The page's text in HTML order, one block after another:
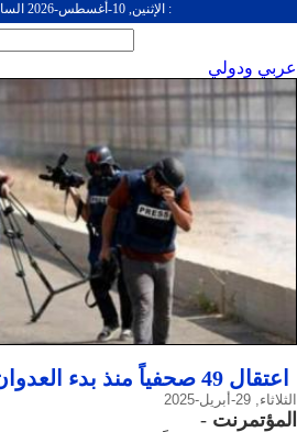
: الإثنين, 10-أغسطس-2026 الساعة: 08:02 ص
عربي ودولي
اعتقال 49 صحفياً منذ بدء العدوان على غزة
الثلاثاء, 29-أبريل-2025
المؤتمرنت -